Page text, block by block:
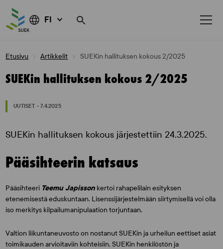
FI
Etusivu Artikkelit SUEKin hallituksen kokous 2/2025
SUEKin hallituksen kokous 2/2025
UUTISET - 7.4.2025
SUEKin hallituksen kokous järjestettiin 24.3.2025.
Pääsihteerin katsaus
Pääsihteeri Teemu Japisson kertoi rahapelilain esityksen
etenemisestä eduskuntaan. Lisenssijärjestelmään siirtymisellä voi olla
iso merkitys kilpailumanipulaation torjuntaan.
Valtion liikuntaneuvosto on nostanut SUEKin ja urheilun eettiset asiat
toimikauden arvioitaviin kohteisiin. SUEKin henkilöstön ja